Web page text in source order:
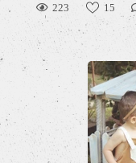
223 15